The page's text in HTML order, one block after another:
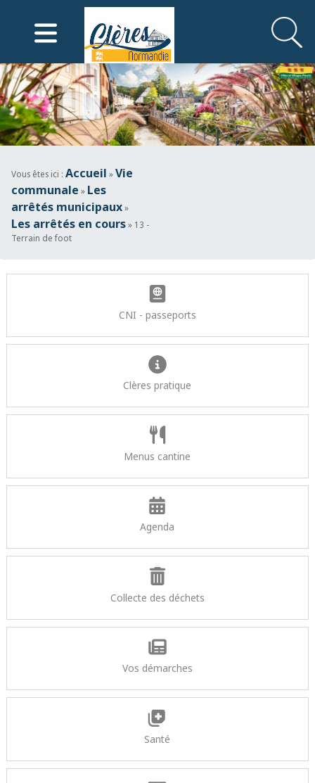
Vous êtes ici : Accueil »Vie
communale » Les
arrêtés municipaux»
Les arrêtés en cours» 13 -
Terrain de foot
CNI - passeports
Clères pratique
Menus cantine
Agenda
Collecte des déchets
Vos démarches
Santé